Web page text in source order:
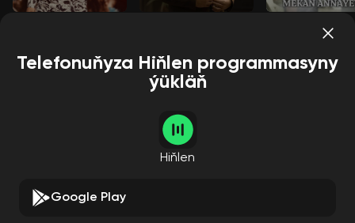
Mekan Annaýew
Telefonuňyza Hiňlen programmasyny
ýükläň
Hiňlen
Google Play